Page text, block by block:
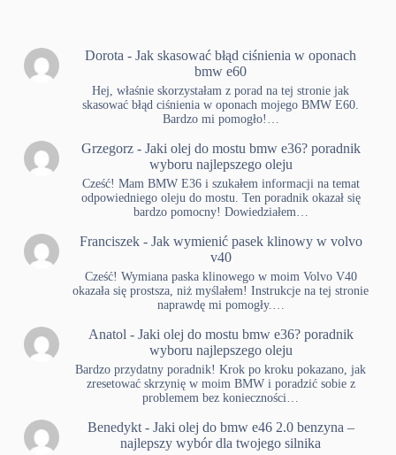
Dorota -Jak skasować błąd ciśnienia w oponach
bmw e60
Hej, właśnie skorzystałam z porad na tej stronie jak
skasować błąd ciśnienia w oponach mojego BMW E60.
Bardzo mi pomogło!…
Grzegorz- Jaki olej do mostu bmw e36? poradnik
wyboru najlepszego oleju
Cześć! Mam BMW E36 i szukałem informacji na temat
odpowiedniego oleju do mostu. Ten poradnik okazał się
bardzo pomocny! Dowiedziałem…
Franciszek- Jak wymienić pasek klinowy w volvo
v40
Cześć! Wymiana paska klinowego w moim Volvo V40
okazała się prostsza, niż myślałem! Instrukcje na tej stronie
naprawdę mi pomogły.…
Anatol - Jaki olej do mostu bmw e36? poradnik
wyboru najlepszego oleju
Bardzo przydatny poradnik! Krok po kroku pokazano, jak
zresetować skrzynię w moim BMW i poradzić sobie z
problemem bez konieczności…
Benedykt- Jaki olej do bmw e46 2.0 benzyna –
najlepszy wybór dla twojego silnika